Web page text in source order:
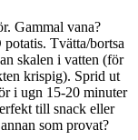
Gammal vana?
Tvätta/bortsa
skalen i vatten (för
krispig). Sprid ut
i ugn 15-20 minuter
till snack eller
som provat?